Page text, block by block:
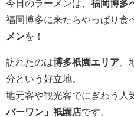
今日のラーメンは、 福岡博多
福岡博多に来たらやっぱり食
メンを！
訪れたのは博多祇園エリア
分という好立地。
地元客や観光客でにぎわう人
バーワン」祇園店です。